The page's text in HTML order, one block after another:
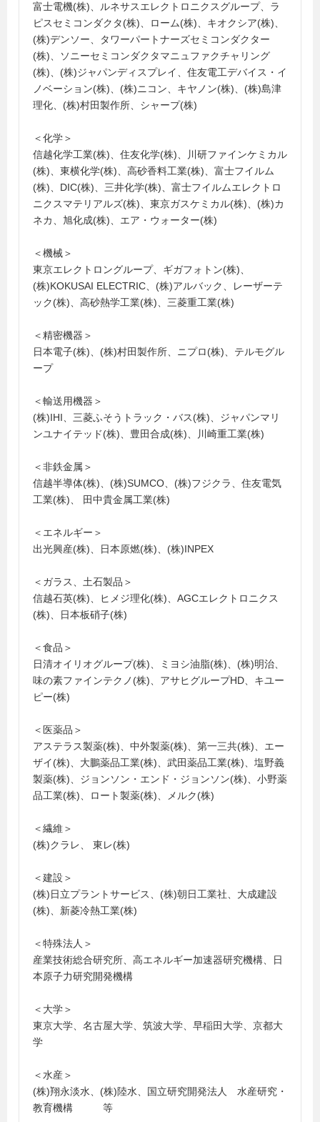
富士電機(株)、ルネサスエレクトロニクスグループ、ラ
ピスセミコンダクタ(株)、ローム(株)、キオクシア(株)、
(株)デンソー、タワーパートナーズセミコンダクター
(株)、ソニーセミコンダクタマニュファクチャリング
(株)、(株)ジャパンディスプレイ、住友電工デバイス・イ
ノベーション(株)、(株)ニコン、キヤノン(株)、(株)島津
理化、(株)村田製作所、シャープ(株)
＜化学＞
信越化学工業(株)、住友化学(株)、川研ファインケミカル
(株)、東横化学(株)、高砂香料工業(株)、富士フイルム
(株)、DIC(株)、三井化学(株)、富士フイルムエレクトロ
ニクスマテリアルズ(株)、東京ガスケミカル(株)、(株)カ
ネカ、旭化成(株)、エア・ウォーター(株)
＜機械＞
東京エレクトロングループ、ギガフォトン(株)、
(株)KOKUSAI ELECTRIC、(株)アルバック、レーザーテ
ック(株)、高砂熱学工業(株)、三菱重工業(株)
＜精密機器＞
日本電子(株)、(株)村田製作所、ニプロ(株)、テルモグル
ープ
＜輸送用機器＞
(株)IHI、三菱ふそうトラック・バス(株)、ジャパンマリ
ンユナイテッド(株)、豊田合成(株)、川崎重工業(株)
＜非鉄金属＞
信越半導体(株)、(株)SUMCO、(株)フジクラ、住友電気
工業(株)、 田中貴金属工業(株)
＜エネルギー＞
出光興産(株)、日本原燃(株)、(株)INPEX
＜ガラス、土石製品＞
信越石英(株)、ヒメジ理化(株)、AGCエレクトロニクス
(株)、日本板硝子(株)
＜食品＞
日清オイリオグループ(株)、ミヨシ油脂(株)、(株)明治、
味の素ファインテクノ(株)、アサヒグループHD、キユー
ピー(株)
＜医薬品＞
アステラス製薬(株)、中外製薬(株)、第一三共(株)、エー
ザイ(株)、大鵬薬品工業(株)、武田薬品工業(株)、塩野義
製薬(株)、ジョンソン・エンド・ジョンソン(株)、小野薬
品工業(株)、ロート製薬(株)、メルク(株)
＜繊維＞
(株)クラレ、 東レ(株)
＜建設＞
(株)日立プラントサービス、(株)朝日工業社、大成建設
(株)、新菱冷熱工業(株)
＜特殊法人＞
産業技術総合研究所、高エネルギー加速器研究機構、日
本原子力研究開発機構
＜大学＞
東京大学、名古屋大学、筑波大学、早稲田大学、京都大
学
＜水産＞
(株)翔永淡水、(株)陸水、国立研究開発法人 水産研究・
教育機構 等